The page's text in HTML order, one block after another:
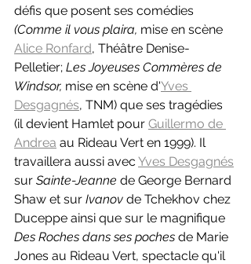
défis que posent ses comédies
(Comme il vous plaira, mise en scène
Alice Ronfard, Théâtre Denise-
Pelletier; Les Joyeuses Commères de
Windsor, mise en scène d'Yves
Desgagnés, TNM) que ses tragédies
(il devient Hamlet pour Guillermo de
Andrea au Rideau Vert en 1999). Il
travaillera aussi avec Yves Desgagnés
sur Sainte-Jeanne de George Bernard
Shaw et sur Ivanov de Tchekhov chez
Duceppe ainsi que sur le magnifique
Des Roches dans ses poches de Marie
Jones au Rideau Vert, spectacle qu'il